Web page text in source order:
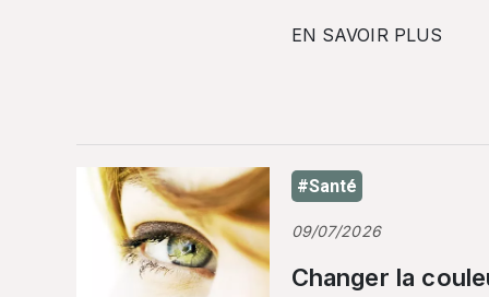
EN SAVOIR PLUS
#Santé
09/07/2026
Changer la